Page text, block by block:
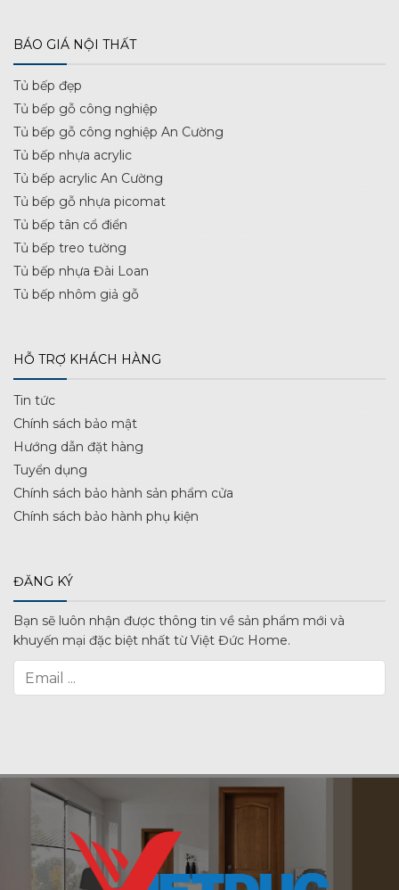
BÁO GIÁ NỘI THẤT
Tủ bếp đẹp
Tủ bếp gỗ công nghiệp
Tủ bếp gỗ công nghiệp An Cường
Tủ bếp nhựa acrylic
Tủ bếp acrylic An Cường
Tủ bếp gỗ nhựa picomat
Tủ bếp tân cổ điển
Tủ bếp treo tường
Tủ bếp nhựa Đài Loan
Tủ bếp nhôm giả gỗ
HỖ TRỢ KHÁCH HÀNG
Tin tức
Chính sách bảo mật
Hướng dẫn đặt hàng
Tuyển dụng
Chính sách bảo hành sản phẩm cửa
Chính sách bảo hành phụ kiện
ĐĂNG KÝ
Bạn sẽ luôn nhận được thông tin về sản phẩm mới và
khuyến mại đặc biệt nhất từ Việt Đức Home.